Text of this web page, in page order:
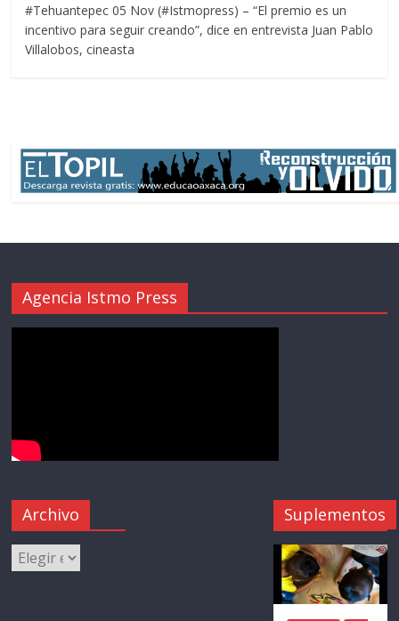
#Tehuantepec 05 Nov (#Istmopress) – “El premio es un
incentivo para seguir creando”, dice en entrevista Juan Pablo
Villalobos, cineasta
Agencia Istmo Press
Archivo Suplementos